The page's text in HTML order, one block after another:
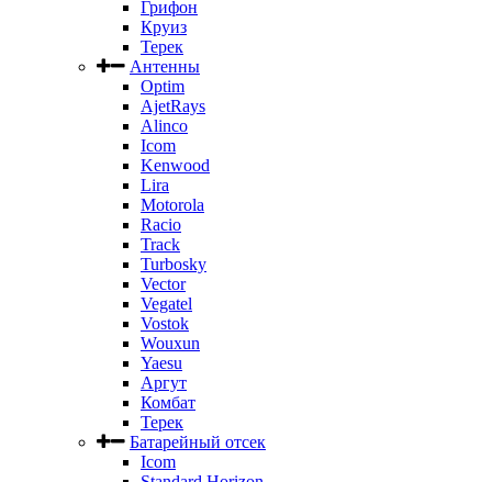
Грифон
Круиз
Терек
Антенны
Optim
AjetRays
Alinco
Icom
Kenwood
Lira
Motorola
Racio
Track
Turbosky
Vector
Vegatel
Vostok
Wouxun
Yaesu
Аргут
Комбат
Терек
Батарейный отсек
Icom